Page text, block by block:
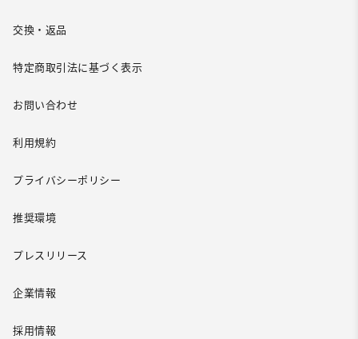
交換・返品
特定商取引法に基づく表示
お問い合わせ
利用規約
プライバシーポリシー
推奨環境
プレスリリース
企業情報
採用情報